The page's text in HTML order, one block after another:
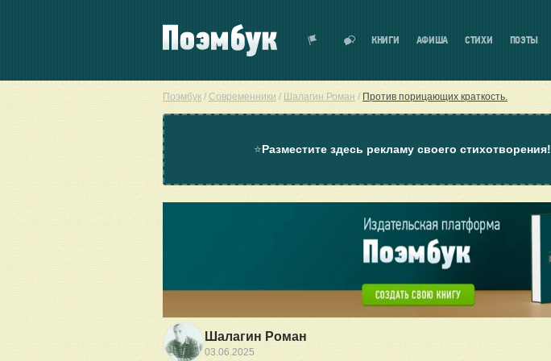
КНИГИ АФИША СТИХИ ПОЭТЫ
Поэмбук / Современники / Шалагин Роман / Против порицающих краткость.
⭐Разместите здесь рекламу своего стихотворения!
Шалагин Роман
03.06.2025